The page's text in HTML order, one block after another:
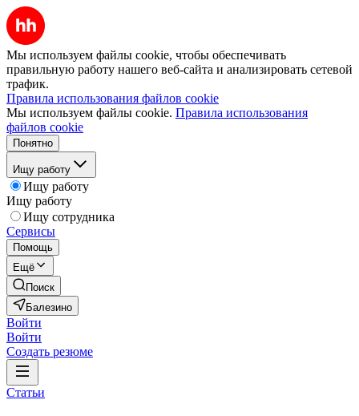
Мы используем файлы cookie, чтобы обеспечивать
правильную работу нашего веб-сайта и анализировать сетевой
трафик.
Правила использования файлов cookie
Мы используем файлы cookie. Правила использования
файлов cookie
Понятно
Ищу работу
Ищу работу
Ищу работу
Ищу сотрудника
Сервисы
Помощь
Ещё
Поиск
Балезино
Войти
Войти
Создать резюме
Статьи